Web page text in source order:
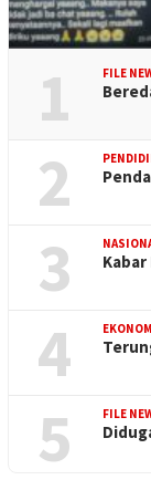
1 FILE
2
3 Kabar
4
5 FILE